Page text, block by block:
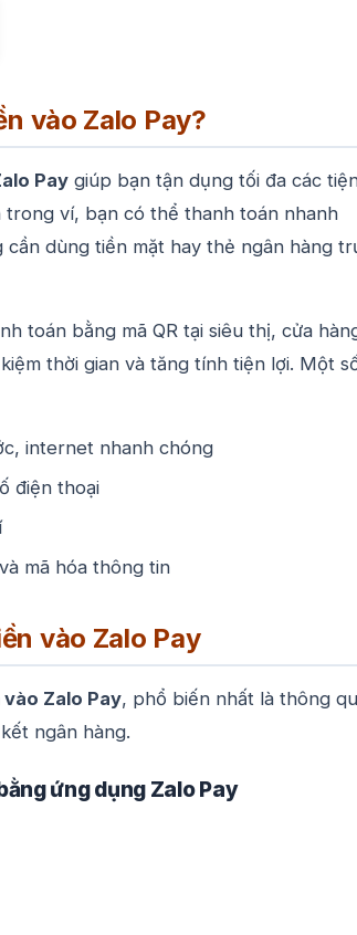
vào Zalo Pay?
Pay giúp bạn tận dụng tối đa các
trong ví, bạn có thể thanh toán nhanh
dùng tiền mặt hay thẻ ngân hàng
toán bằng mã QR tại siêu thị, cửa
thời gian và tăng tính tiện lợi. Một
internet nhanh chóng
điện thoại
mã hóa thông tin
vào Zalo Pay
Zalo Pay, phổ biến nhất là thông
ngân hàng.
ứng dụng Zalo Pay